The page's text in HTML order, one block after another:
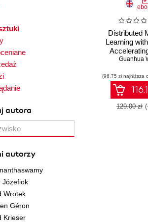
autora
autorzy
Józefiok
Wrotek
Géron
Krieser
Distributed
Learning
training and
Guanhua
(96,75 zł najniższa
129.00 zł